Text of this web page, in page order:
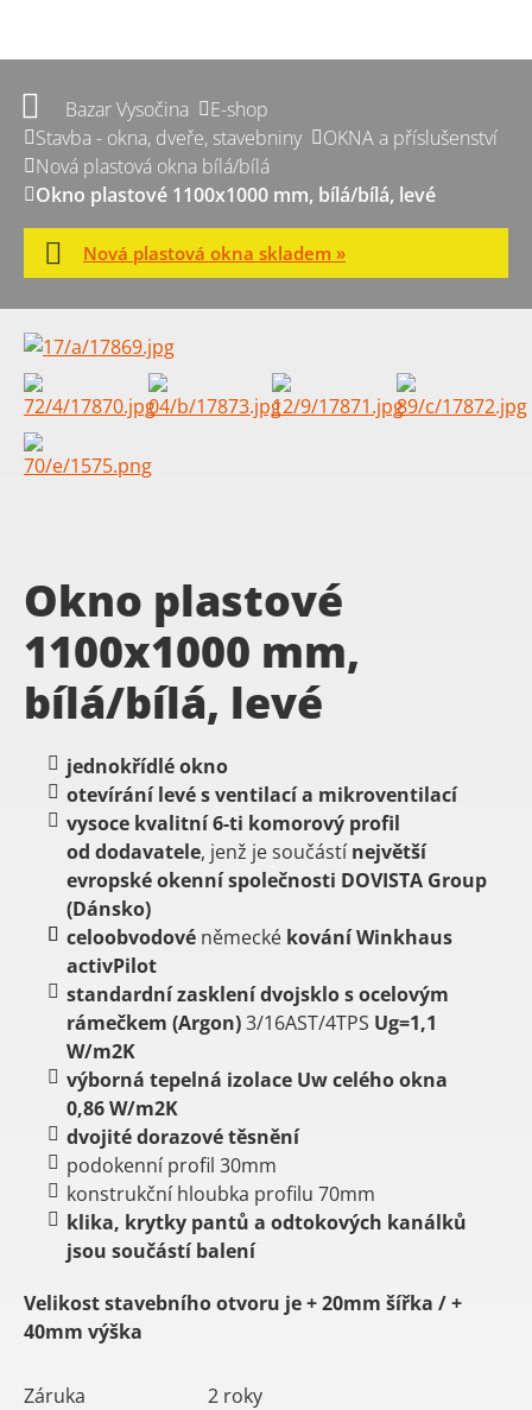
Bazar Vysočina
E-shop
Stavba - okna, dveře, stavebniny
OKNA a příslušenství
Nová plastová okna bílá/bílá
Okno plastové 1100x1000 mm, bílá/bílá, levé
Nová plastová okna skladem »
Okno plastové
1100x1000 mm,
bílá/bílá, levé
jednokřídlé okno
otevírání levé s ventilací a mikroventilací
vysoce kvalitní6-ti komorový profil
od dodavatele, jenž je součástí největší
evropské okenní společnosti DOVISTA Group
(Dánsko)
celoobvodové německé kováníWinkhaus
activPilot
standardní zasklení dvojsklo s ocelovým
rámečkem (Argon)3/16AST/4TPS Ug=1,1
W/m2K
výborná tepelná izolace Uw celého okna
0,86 W/m2K
dvojité dorazové těsnění
podokenní profil 30mm
konstrukční hloubka profilu 70mm
klika, krytky pantů a odtokových kanálků
jsou součástí balení
Velikost stavebního otvoru je+ 20mm šířka /+
40mm výška
Záruka
2 roky